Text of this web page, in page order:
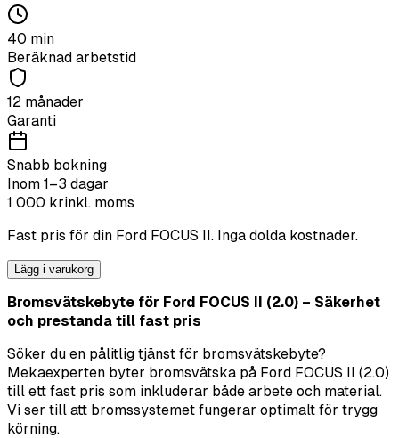
40 min
Beräknad arbetstid
12 månader
Garanti
Snabb bokning
Inom 1–3 dagar
1 000 krinkl. moms
Fast pris för din Ford FOCUS II. Inga dolda kostnader.
Lägg i varukorg
Bromsvätskebyte för Ford FOCUS II (2.0) – Säkerhet
och prestanda till fast pris
Söker du en pålitlig tjänst för bromsvätskebyte?
Mekaexperten byter bromsvätska på Ford FOCUS II (2.0)
till ett fast pris som inkluderar både arbete och material.
Vi ser till att bromssystemet fungerar optimalt för trygg
körning.